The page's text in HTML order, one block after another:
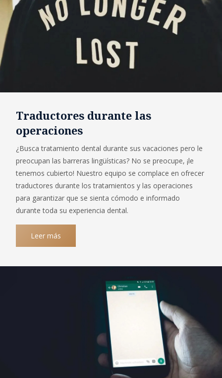
Traductores durante las
operaciones
¿Busca tratamiento dental durante sus vacaciones pero le
preocupan las barreras lingüísticas? No se preocupe, ¡le
tenemos cubierto! Nuestro equipo se complace en ofrecer
traductores durante los tratamientos y las operaciones
para garantizar que se sienta cómodo e informado
durante toda su experiencia dental.
Leer más